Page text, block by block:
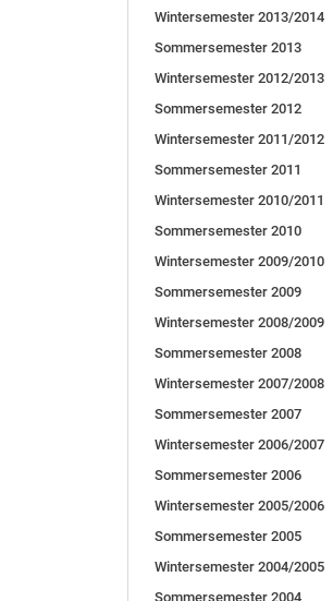
Wintersemester 2013/2014
Sommersemester 2013
Wintersemester 2012/2013
Sommersemester 2012
Wintersemester 2011/2012
Sommersemester 2011
Wintersemester 2010/2011
Sommersemester 2010
Wintersemester 2009/2010
Sommersemester 2009
Wintersemester 2008/2009
Sommersemester 2008
Wintersemester 2007/2008
Sommersemester 2007
Wintersemester 2006/2007
Sommersemester 2006
Wintersemester 2005/2006
Sommersemester 2005
Wintersemester 2004/2005
Sommersemester 2004